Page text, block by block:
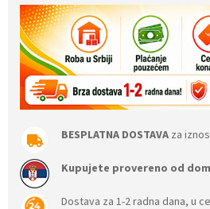
BESPLATNA DOSTAVA za
Kupujete provereno od
Dostava za 1-2 radna dana, u